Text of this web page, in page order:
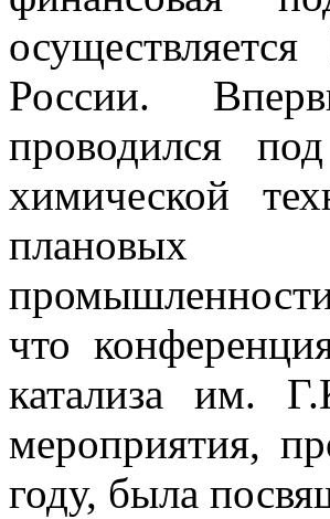
России.
проводился
химической
плановых
что
катализа им.
мероприятия,
году, была